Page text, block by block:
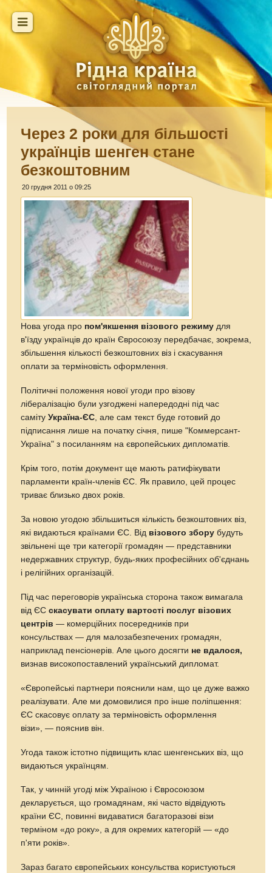
Через 2 роки для більшості
українців шенген стане
безкоштовним
20 грудня 2011 о 09:25
Нова угода про пом'якшення візового режиму для
в'їзду українців до країн Євросоюзу передбачає, зокрема,
збільшення кількості безкоштовних віз і скасування
оплати за терміновість оформлення.
Політичні положення нової угоди про візову
лібералізацію були узгоджені напередодні під час
самітуУкраїна-ЄС , але сам текст буде готовий до
підписання лише на початку січня, пише "Коммерсант-
Україна" з посиланням на європейських дипломатів.
Крім того, потім документ ще мають ратифікувати
парламенти країн-членів ЄС. Як правило, цей процес
триває близько двох років.
За новою угодою збільшиться кількість безкоштовних віз,
які видаються країнами ЄС. Від візового збору будуть
звільнені ще три категорії громадян — представники
недержавних структур, будь-яких професійних об'єднань
і релігійних організацій.
Під час переговорів українська сторона також вимагала
від ЄСскасувати оплату вартості послуг візових
центрів — комерційних посередників при
консульствах — для малозабезпечених громадян,
наприклад пенсіонерів. Але цього досягти не вдалося,
визнав високопоставлений український дипломат.
«Європейські партнери пояснили нам, що це дуже важко
реалізувати. Але ми домовилися про інше поліпшення:
ЄС скасовує оплату за терміновість оформлення
візи», — пояснив він.
Угода також істотно підвищить клас шенгенських віз, що
видаються українцям.
Так, у чинній угоді між Україною і Євросоюзом
декларується, що громадянам, які часто відвідують
країни ЄС, повинні видаватися багаторазові візи
терміном «до року», а для окремих категорій — «до
п'яти років».
Зараз багато європейських консульства користуються